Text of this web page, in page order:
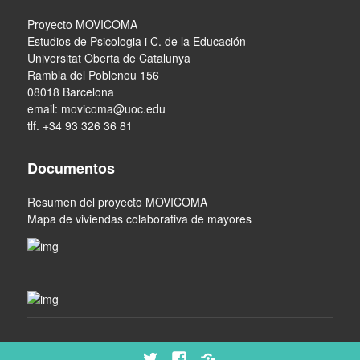
Proyecto MOVICOMA
Estudios de Psicologia i C. de la Educación
Universitat Oberta de Catalunya
Rambla del Poblenou 156
08018 Barcelona
email: movicoma@uoc.edu
tlf. +34 93 326 36 81
Documentos
Resumen del proyecto MOVICOMA
Mapa de viviendas colaborativa de mayores
TwitterFacebookScoop.it!